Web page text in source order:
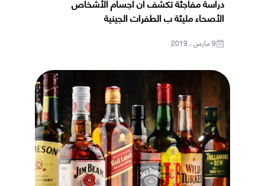
الأصحاء مليئة ب الطفرات الجينية
9 مارس ، 2019